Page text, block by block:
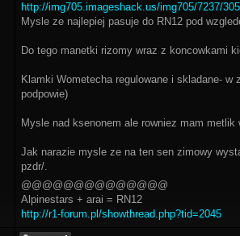
http://img705.imageshack.us/img705/7237/
Mysle ze najlepiej pasuje do RN12 pod
Do tego manetki rizomy wraz z koncowkami
Klamki Wometecha regulowane i skladane-
podpowie)
Mysle nad ksenonem ale rowniez mam
Jak narazie mysle ze na ten sen zimowy
pzdr/.
@@@@@@@@@@@@@@
Alpinestars + arai = RN12
http://r1-forum.pl/showthread.php?tid=2045